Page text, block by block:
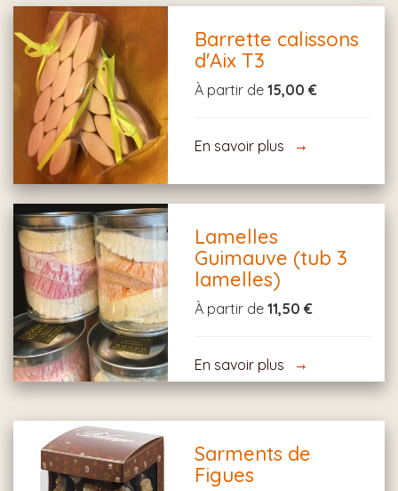
Barrette calissons
d'Aix T3
À partir de15,00 €
En savoir plus
Lamelles
Guimauve (tub 3
lamelles)
À partir de11,50 €
En savoir plus
Sarments de
Figues